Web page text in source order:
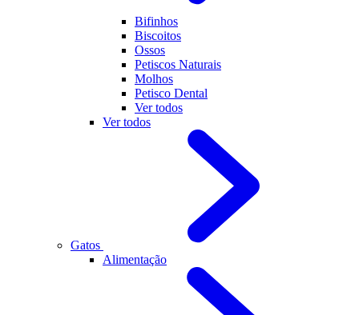
Bifinhos
Biscoitos
Ossos
Petiscos Naturais
Molhos
Petisco Dental
Ver todos
Ver todos
Gatos
Alimentação